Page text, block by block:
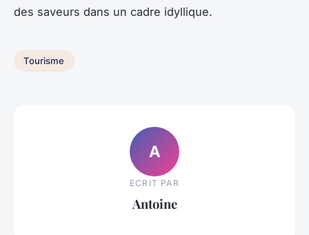
des saveurs dans un cadre idyllique.
Tourisme
A
ECRIT PAR
Antoine